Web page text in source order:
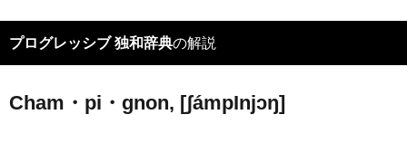
プログレッシブ 独和辞典の解説
Cham・pi・gnon, [ʃámpInjɔŋ]